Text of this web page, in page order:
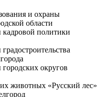
и охраны
области
кадровой политики
округов
животных «Русский лес»